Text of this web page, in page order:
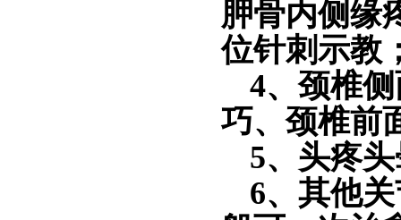
胛骨内侧缘
位针刺示教
4、颈椎
巧、颈椎前
5、头疼
6、其他